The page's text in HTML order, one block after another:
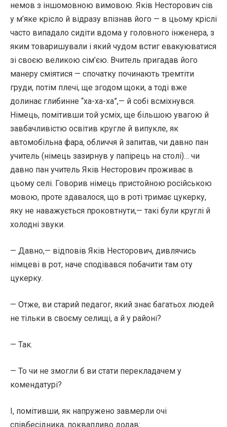
немов з іншомовною вимовою. Яків Несторович сів
у м’яке крісло й відразу впізнав його — в цьому кріслі
часто випадало сидіти вдома у головного інженера, з
яким товаришували і який чудом встиг евакуюватися
зі своєю великою сім’єю. Вчитель пригадав його
манеру сміятися — спочатку починають тремтіти
груди, потім плечі, ще згодом щоки, а тоді вже
долинає глибинне “ха-ха-ха”,— й собі всміхнувся.
Німець, помітивши той усміх, ще більшою увагою й
завбачливістю освітив кругле й випукле, як
автомобільна фара, обличчя й запитав, чи давно пан
учитель (німець зазирнув у папірець на столі)… чи
давно пан учитель Яків Несторович проживає в
цьому селі. Говорив німець пристойною російською
мовою, проте здавалося, що в роті тримає цукерку,
яку не наважується проковтнути,— такі були круглі й
холодні звуки.
— Давно,— відповів Яків Несторович, дивлячись
німцеві в рот, наче сподівався побачити там оту
цукерку.
— Отже, ви старий педагог, який знає багатьох людей
не тільки в своєму селищі, а й у районі?
— Так.
— То чи не змогли б ви стати перекладачем у
комендатурі?
І, помітивши, як напружено завмерли очі
співбесідника, поквапливо додав: